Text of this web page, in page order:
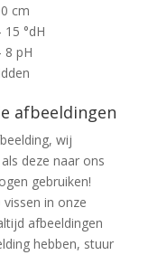
cm
15 °dH
8 pH
afbeeldingen
wij
deze naar ons
gebruiken!
in onze
afbeeldingen
hebben, stuur